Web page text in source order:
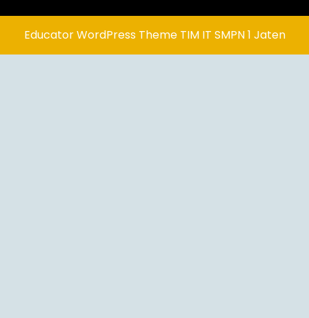
Educator WordPress ThemeTIM IT SMPN 1 Jaten